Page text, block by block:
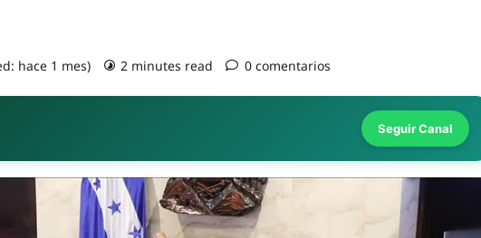
hace 1 mes) 2 minutes read 0 comentarios
Seguir Canal